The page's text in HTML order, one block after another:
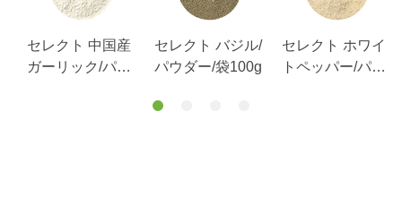
セレクト 中国産
ガーリック/パウ
セレクト バジル/
パウダー/袋100g
セレクト ホワイ
トペッパー/パウ